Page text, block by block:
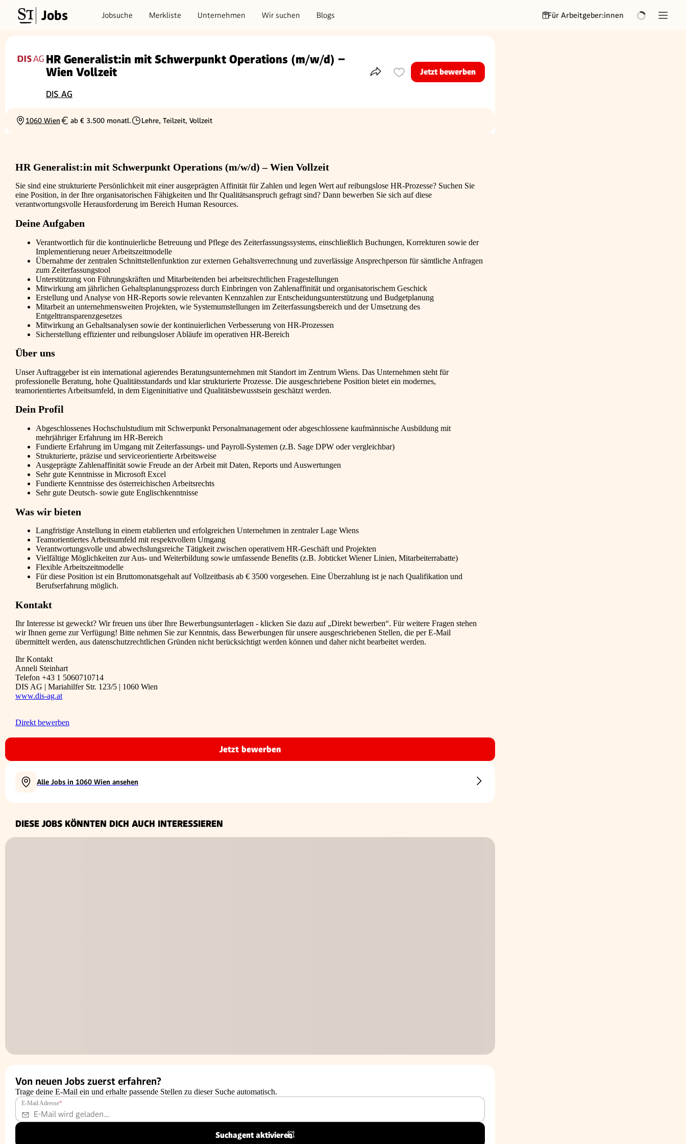
Jobs Jobsuche Merkliste Unternehmen Wir suchen Blogs Für Arbeitgeber:innen
HR Generalist:in mit Schwerpunkt Operations (m/w/d) –
Wien Vollzeit
DIS AG
Teile dieses InseratJetzt bewerben
Ortschaft
1060 Wien
Gehalt
ab € 3.500 monatl.
Beschäftigungsart
Lehre, Teilzeit, Vollzeit
HR Generalist:in mit Schwerpunkt Operations (m/w/d) – Wien Vollzeit
Sie sind eine strukturierte Persönlichkeit mit einer ausgeprägten Affinität für Zahlen und legen Wert auf reibungslose HR-Prozesse? Suchen Sie
eine Position, in der Ihre organisatorischen Fähigkeiten und Ihr Qualitätsanspruch gefragt sind? Dann bewerben Sie sich auf diese
verantwortungsvolle Herausforderung im Bereich Human Resources.
Deine Aufgaben
Verantwortlich für die kontinuierliche Betreuung und Pflege des Zeiterfassungssystems, einschließlich Buchungen, Korrekturen sowie der
Implementierung neuer Arbeitszeitmodelle
Übernahme der zentralen Schnittstellenfunktion zur externen Gehaltsverrechnung und zuverlässige Ansprechperson für sämtliche Anfragen
zum Zeiterfassungstool
Unterstützung von Führungskräften und Mitarbeitenden bei arbeitsrechtlichen Fragestellungen
Mitwirkung am jährlichen Gehaltsplanungsprozess durch Einbringen von Zahlenaffinität und organisatorischem Geschick
Erstellung und Analyse von HR-Reports sowie relevanten Kennzahlen zur Entscheidungsunterstützung und Budgetplanung
Mitarbeit an unternehmensweiten Projekten, wie Systemumstellungen im Zeiterfassungsbereich und der Umsetzung des
Entgelttransparenzgesetzes
Mitwirkung an Gehaltsanalysen sowie der kontinuierlichen Verbesserung von HR-Prozessen
Sicherstellung effizienter und reibungsloser Abläufe im operativen HR-Bereich
Über uns
Unser Auftraggeber ist ein international agierendes Beratungsunternehmen mit Standort im Zentrum Wiens. Das Unternehmen steht für
professionelle Beratung, hohe Qualitätsstandards und klar strukturierte Prozesse. Die ausgeschriebene Position bietet ein modernes,
teamorientiertes Arbeitsumfeld, in dem Eigeninitiative und Qualitätsbewusstsein geschätzt werden.
Dein Profil
Abgeschlossenes Hochschulstudium mit Schwerpunkt Personalmanagement oder abgeschlossene kaufmännische Ausbildung mit
mehrjähriger Erfahrung im HR-Bereich
Fundierte Erfahrung im Umgang mit Zeiterfassungs- und Payroll-Systemen (z.B. Sage DPW oder vergleichbar)
Strukturierte, präzise und serviceorientierte Arbeitsweise
Ausgeprägte Zahlenaffinität sowie Freude an der Arbeit mit Daten, Reports und Auswertungen
Sehr gute Kenntnisse in Microsoft Excel
Fundierte Kenntnisse des österreichischen Arbeitsrechts
Sehr gute Deutsch- sowie gute Englischkenntnisse
Was wir bieten
Langfristige Anstellung in einem etablierten und erfolgreichen Unternehmen in zentraler Lage Wiens
Teamorientiertes Arbeitsumfeld mit respektvollem Umgang
Verantwortungsvolle und abwechslungsreiche Tätigkeit zwischen operativem HR-Geschäft und Projekten
Vielfältige Möglichkeiten zur Aus- und Weiterbildung sowie umfassende Benefits (z.B. Jobticket Wiener Linien, Mitarbeiterrabatte)
Flexible Arbeitszeitmodelle
Für diese Position ist ein Bruttomonatsgehalt auf Vollzeitbasis ab € 3500 vorgesehen. Eine Überzahlung ist je nach Qualifikation und
Berufserfahrung möglich.
Kontakt
Ihr Interesse ist geweckt? Wir freuen uns über Ihre Bewerbungsunterlagen - klicken Sie dazu auf „Direkt bewerben“. Für weitere Fragen stehen
wir Ihnen gerne zur Verfügung! Bitte nehmen Sie zur Kenntnis, dass Bewerbungen für unsere ausgeschriebenen Stellen, die per E-Mail
übermittelt werden, aus datenschutzrechtlichen Gründen nicht berücksichtigt werden können und daher nicht bearbeitet werden.
Ihr Kontakt
Anneli Steinhart
Telefon +43 1 5060710714
DIS AG | Mariahilfer Str. 123/5 | 1060 Wien
www.dis-ag.at
Direkt bewerben
Jetzt bewerben
Alle Jobs in 1060 Wien ansehen
DIESE JOBS KÖNNTEN DICH AUCH INTERESSIEREN
Von neuen Jobs zuerst erfahren?
Trage deine E-Mail ein und erhalte passende Stellen zu dieser Suche automatisch.
E-Mail Adresse*
Suchagent aktivieren